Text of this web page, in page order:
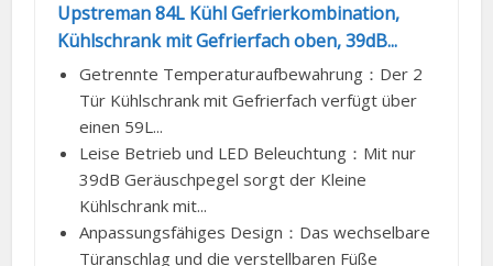
Upstreman 84L Kühl Gefrierkombination,
Kühlschrank mit Gefrierfach oben, 39dB...
Getrennte Temperaturaufbewahrung：Der 2
Tür Kühlschrank mit Gefrierfach verfügt über
einen 59L...
Leise Betrieb und LED Beleuchtung：Mit nur
39dB Geräuschpegel sorgt der Kleine
Kühlschrank mit...
Anpassungsfähiges Design：Das wechselbare
Türanschlag und die verstellbaren Füße